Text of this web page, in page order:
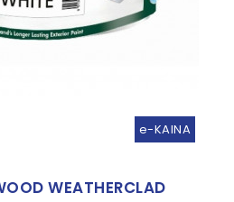
e-KAINA
WEATHERCLAD